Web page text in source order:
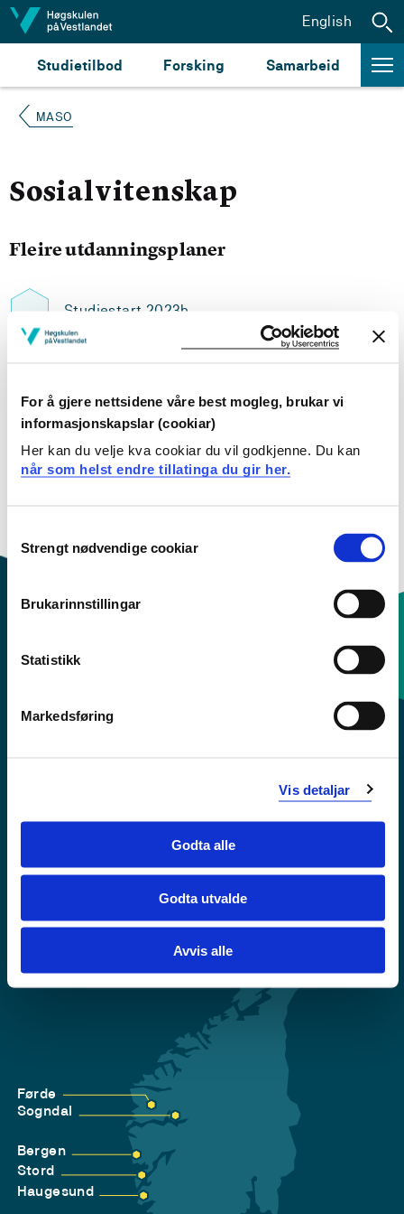
For å gjere nettsidene våre best mogleg, brukar vi
informasjonskapslar (cookiar)
Her kan du velje kva cookiar du vil godkjenne. Du kan
når som helst endre tillatinga du gir her.
Selection
Strengt nødvendige cookiar
Brukarinnstillingar
Statistikk
Markedsføring
Vis detaljar
Godta alle
Godta utvalde
Avvis alle
Hopp til innhald
Studietilbod Forsking Samarbeid
English
MASO
Sosialvitenskap
Fleire utdanningsplaner
Studiestart 2023h
Studiestart 2021h
Oversikt
Tilgjengelegheitserklæring
Personvern
Førde
Sogndal
Bergen
Stord
Haugesund